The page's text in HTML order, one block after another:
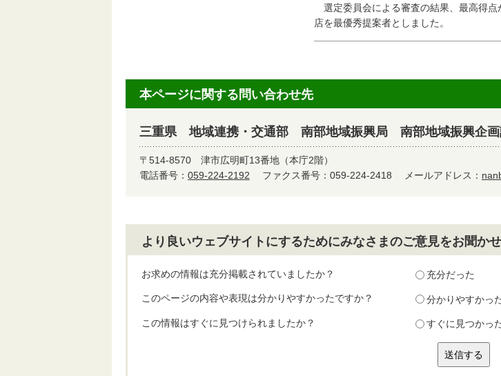
選定委員会による審査の結果、最高得点
店を最優秀提案者としました。
本ページに関する問い合わせ先
三重県 地域連携・交通部 南部地域振興局 南部地域振興企
〒514-8570 津市広明町13番地（本庁2階）
電話番号： 059-224-2192 ファクス番号：059-224-2418 メールアドレス：
より良いウェブサイトにするためにみなさまのご意見をお聞か
お求めの情報は充分掲載されていましたか？ 充分だった
このページの内容や表現は分かりやすかったですか？ 分かりやすかっ
この情報はすぐに見つけられましたか？ すぐに見つかっ